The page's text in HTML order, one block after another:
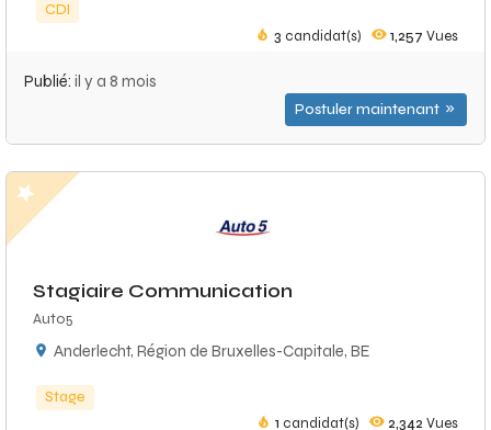
CDI
3 candidat(s) 1,257 Vues
Publié: il y a 8 mois
Postuler maintenant
Stagiaire Communication
Auto5
Anderlecht, Région de Bruxelles-Capitale, BE
Stage
1 candidat(s) 2,342 Vues